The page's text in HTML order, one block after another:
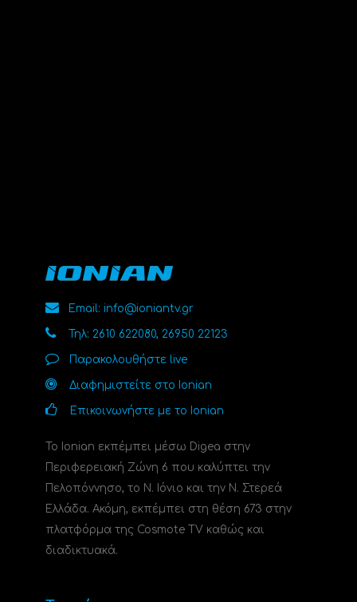
Email: info@ioniantv.gr
Τηλ: 2610 622080, 26950 22123
Παρακολουθήστε live
Διαφημιστείτε στο Ionian
Επικοινωνήστε με το Ionian
Το Ionian εκπέμπει μέσω Digea στην
Περιφερειακή Ζώνη 6 που καλύπτει την
Πελοπόννησο, το N. Ιόνιο και την Ν. Στερεά
Ελλάδα. Ακόμη, εκπέμπει στη θέση 673 στην
πλατφόρμα της Cosmote TV καθώς και
διαδικτυακά.